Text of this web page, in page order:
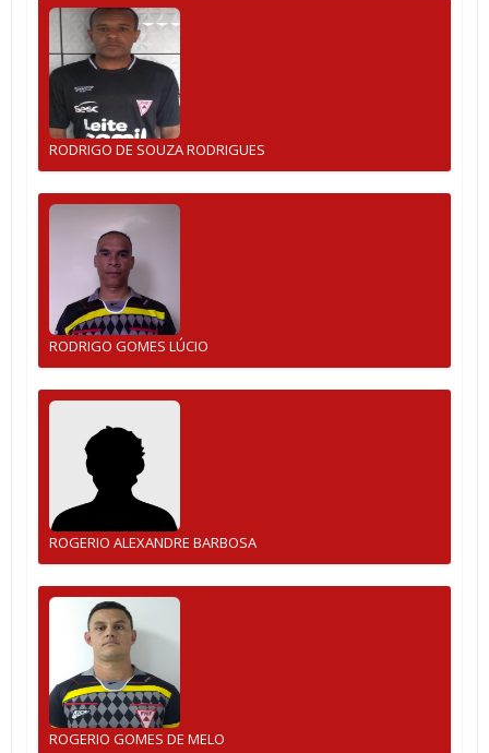
RODRIGO DE SOUZA RODRIGUES
RODRIGO GOMES LÚCIO
ROGERIO ALEXANDRE BARBOSA
ROGERIO GOMES DE MELO